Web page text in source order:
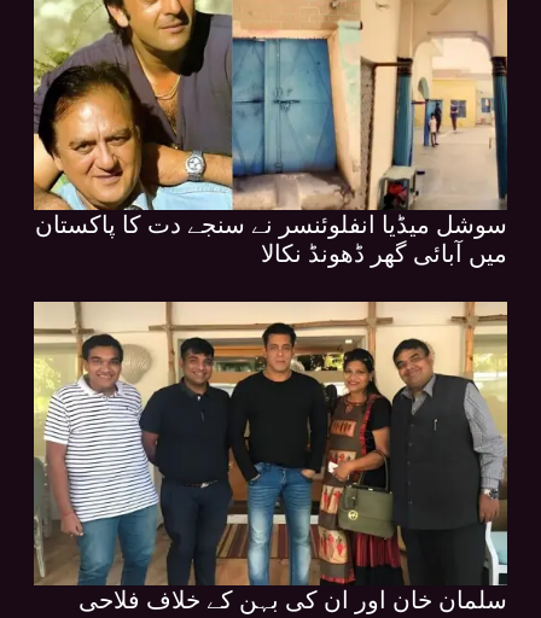
سوشل میڈیا انفلوئنسر نے سنجے دت کا پاکستان
میں آبائی گھر ڈھونڈ نکالا
سلمان خان اور ان کی بہن کے خلاف فلاحی